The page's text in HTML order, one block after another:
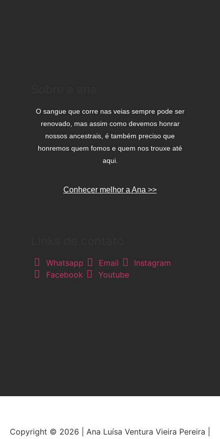
O sangue que corre nas veias sempre pode ser
renovado, mas assim como devemos honrar
nossos ancestrais, é também preciso que
honremos quem fomos e quem nos trouxe até
aqui.
Conhecer melhor a Ana >>
Whatsapp Email
Instagram
Facebook
Youtube
Copyright © 2026 | Ana Luísa Ventura Vieira Pereira |